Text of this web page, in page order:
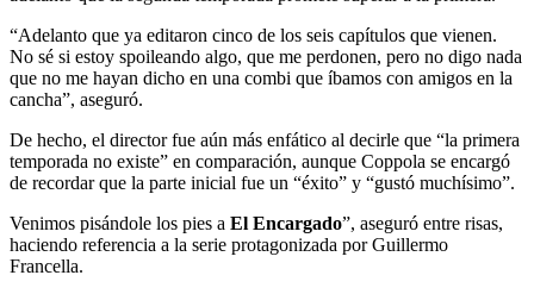
“Adelanto que ya editaron cinco de los seis capítulos que vienen.
No sé si estoy spoileando algo, que me perdonen, pero no digo nada
que no me hayan dicho en una combi que íbamos con amigos en la
cancha”, aseguró.
De hecho, el director fue aún más enfático al decirle que “la primera
temporada no existe” en comparación, aunque Coppola se encargó
de recordar que la parte inicial fue un “éxito” y “gustó muchísimo”.
Venimos pisándole los pies a El Encargado”, aseguró entre risas,
haciendo referencia a la serie protagonizada por Guillermo
Francella.